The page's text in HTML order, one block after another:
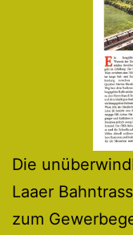
Die
Laaer
zum